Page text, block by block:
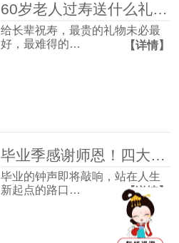
60岁老人过寿送什么礼物好？这4款体面走心，长辈收到超有面子
给长辈祝寿，最贵的礼物未必最
好，最难得的…
【详情】
毕业季感谢师恩！四大最受欢迎的礼物清单，送到老师心坎里！
毕业的钟声即将敲响，站在人生
新起点的路口…
【详情】